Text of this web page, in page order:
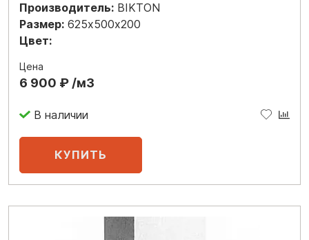
Производитель: BIKTON
Размер: 625х500х200
Цвет:
Цена
6 900 ₽ /м3
В наличии